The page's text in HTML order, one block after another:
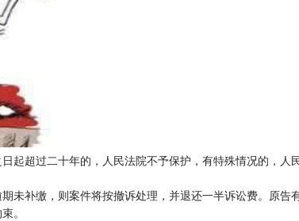
起超过二十年的，人民法院不予保护，有特殊情况的，人
未补缴，则案件将按撤诉处理，并退还一半诉讼费。原告
。